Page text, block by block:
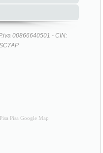
00866640501 - CIN:
Pisa Google Map